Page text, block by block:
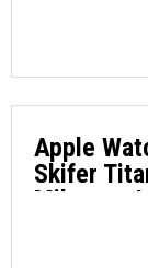
Apple
Skifer
Milanese